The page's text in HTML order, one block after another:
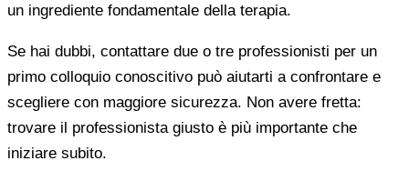
un ingrediente fondamentale della terapia.
Se hai dubbi, contattare due o tre professionisti per un
primo colloquio conoscitivo può aiutarti a confrontare e
scegliere con maggiore sicurezza. Non avere fretta:
trovare il professionista giusto è più importante che
iniziare subito.